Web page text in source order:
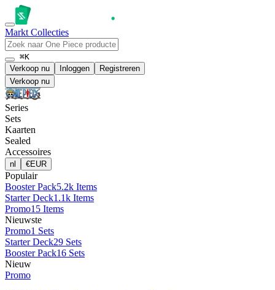
Markt Collecties
⌘K
Verkoop nu
Inloggen
Registreren
Verkoop nu
Series
Sets
Kaarten
Sealed
Accessoires
nl €EUR
Populair
Booster Pack5.2k Items
Starter Deck1.1k Items
Promo15 Items
Nieuwste
Promo1 Sets
Starter Deck29 Sets
Booster Pack16 Sets
Nieuw
Promo